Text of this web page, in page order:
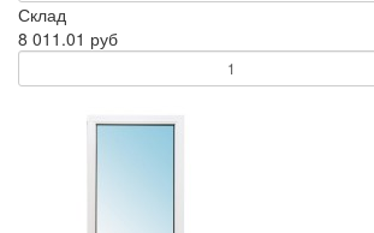
Склад
8 011.01 руб